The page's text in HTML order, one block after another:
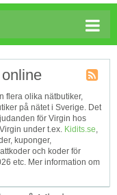
Tagg
flera olika nätbutiker,
på nätet i Sverige. Det
för Virgin hos
under t.ex. Kidits.se,
kuponger,
och koder för
etc. Mer information om